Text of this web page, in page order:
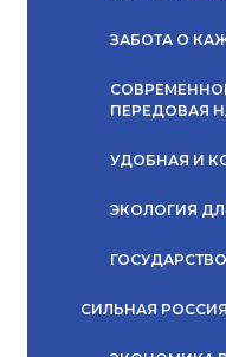
ЗАБОТА О
ПЕРЕДОВАЯ
УДОБНАЯ И
ЭКОЛОГИЯ
СИЛЬНАЯ РОССИЯ